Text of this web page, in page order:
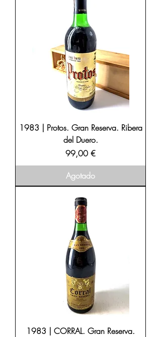
1983 | Protos. Gran Reserva. Ribera
del Duero.
Precio
99,00 €
Agotado
1983 | CORRAL. Gran Reserva.